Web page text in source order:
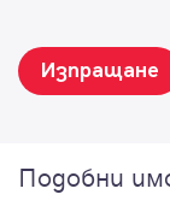
Изпращане
Подобни